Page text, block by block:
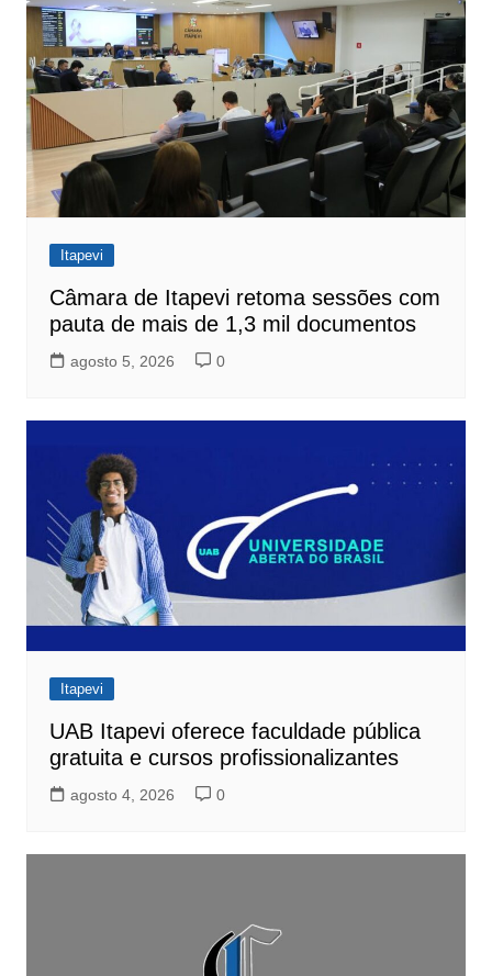
Itapevi
Câmara de Itapevi retoma sessões com
pauta de mais de 1,3 mil documentos
agosto 5, 2026 0
Itapevi
UAB Itapevi oferece faculdade pública
gratuita e cursos profissionalizantes
agosto 4, 2026 0